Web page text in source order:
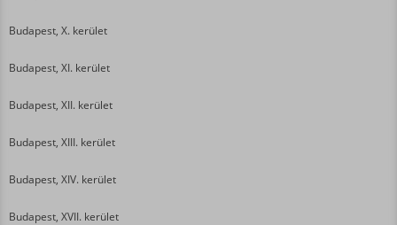
Budapest, X. kerület
Budapest, XI. kerület
Budapest, XII. kerület
Budapest, XIII. kerület
Budapest, XIV. kerület
Budapest, XVII. kerület